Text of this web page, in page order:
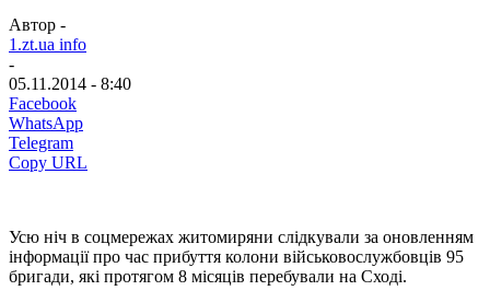
Автор -
1.zt.ua info
-
05.11.2014 - 8:40
Facebook
WhatsApp
Telegram
Copy URL
Усю ніч в соцмережах житомиряни слідкували за оновленням
інформації про час прибуття колони військовослужбовців 95
бригади, які протягом 8 місяців перебували на Сході.